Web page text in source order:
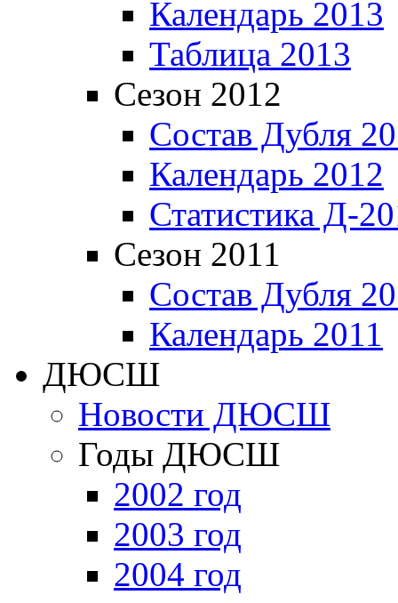
Календарь 2013
Таблица 2013
Сезон 2012
Состав Дубля
Календарь 2012
Статистика Д-
Сезон 2011
Состав Дубля
Календарь 2011
ДЮСШ
Новости ДЮСШ
Годы ДЮСШ
2002 год
2003 год
2004 год